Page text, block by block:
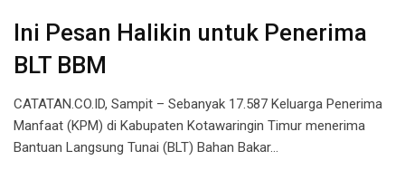
Ini Pesan Halikin untuk Penerima
BLT BBM
CATATAN.CO.ID, Sampit – Sebanyak 17.587 Keluarga Penerima
Manfaat (KPM) di Kabupaten Kotawaringin Timur menerima
Bantuan Langsung Tunai (BLT) Bahan Bakar…